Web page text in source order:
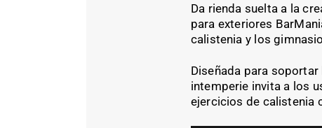
Da rienda suelta a la
para exteriores
calistenia y los
Diseñada para
intemperie invita a los
ejercicios de calistenia